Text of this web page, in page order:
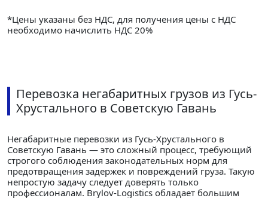
*Цены указаны без НДС, для получения цены с НДС
необходимо начислить НДС 20%
Перевозка негабаритных грузов из Гусь-
Хрустального в Советскую Гавань
Негабаритные перевозки из Гусь-Хрустального в
Советскую Гавань — это сложный процесс, требующий
строгого соблюдения законодательных норм для
предотвращения задержек и повреждений груза. Такую
непростую задачу следует доверять только
профессионалам. Brylov-Logistics обладает большим